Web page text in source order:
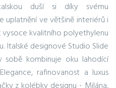
duší si díky svému
uplatnění ve většině interiérů i
kvalitního polyethylenu
Italské designové Studio Slide
kombinuje oku lahodící
rafinovanost a luxus